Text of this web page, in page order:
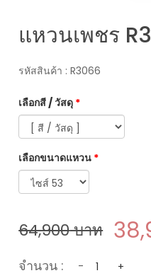
แหวนเพชร
รหัสสินค้า : R3066
เลือกสี / วัสดุ *
เลือกขนาดแหวน *
64,900บาท
จำนวน : - +